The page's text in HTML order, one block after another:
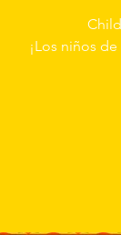
¡Los niños